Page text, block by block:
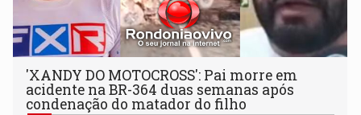
'XANDY DO MOTOCROSS': Pai morre em
acidente na BR-364 duas semanas após
condenação do matador do filho